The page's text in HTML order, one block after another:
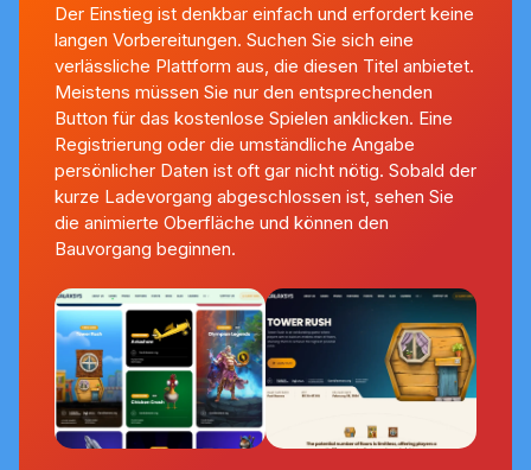
Der Einstieg ist denkbar einfach und erfordert keine
langen Vorbereitungen. Suchen Sie sich eine
verlässliche Plattform aus, die diesen Titel anbietet.
Meistens müssen Sie nur den entsprechenden
Button für das kostenlose Spielen anklicken. Eine
Registrierung oder die umständliche Angabe
persönlicher Daten ist oft gar nicht nötig. Sobald der
kurze Ladevorgang abgeschlossen ist, sehen Sie
die animierte Oberfläche und können den
Bauvorgang beginnen.